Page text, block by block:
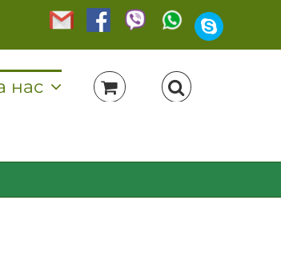
GmailFacebookViberWhatsApp
Skype
нас